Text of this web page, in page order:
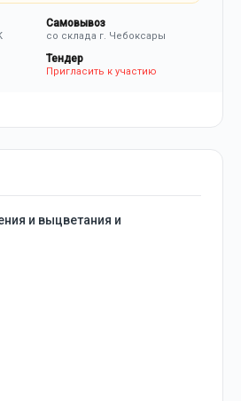
Самовывоз
со склада г. Чебоксары
Тендер
Пригласить к участию
и выцветания и